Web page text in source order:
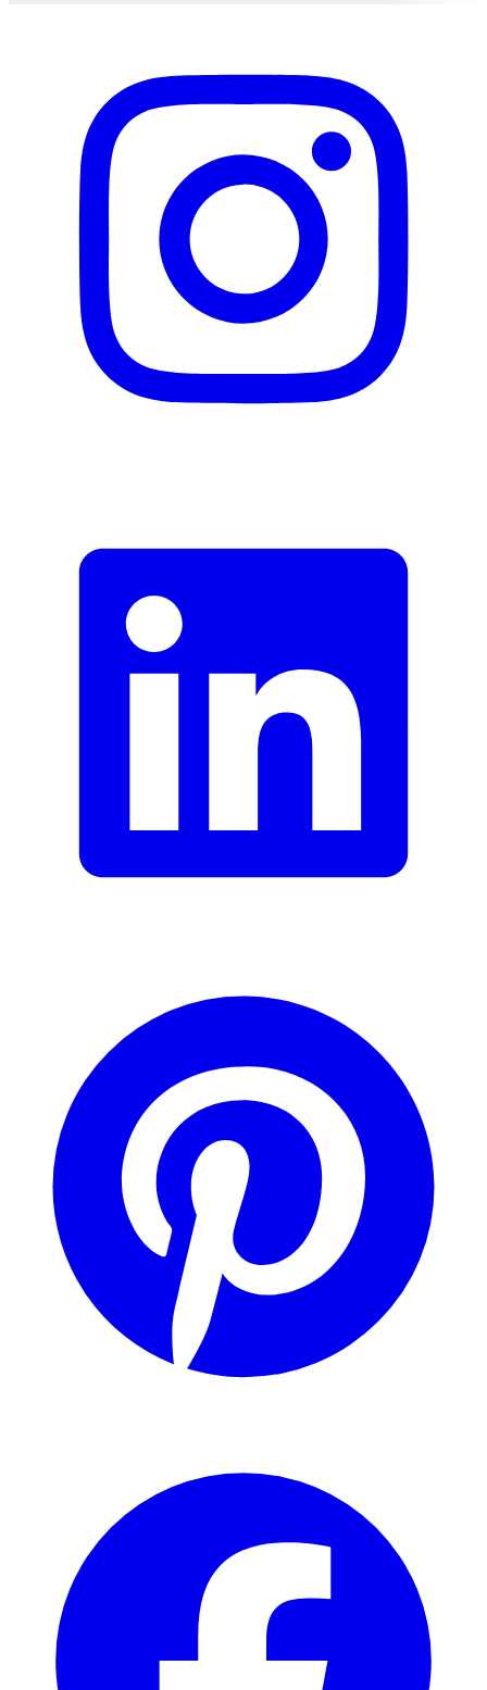
Nachhaltigkeit Nicht angegeben
Eigenschaften
Deckkraft
Hoch
Wasserfest
Ja
Dermatologisch getestet
Ja
Fluid
Lichtschutzfaktor
Kein
Herstellername
754466
Beschreibung
E-Mail-Adresse (optional)
Formular schliessen
Senden